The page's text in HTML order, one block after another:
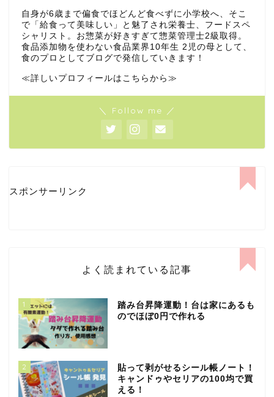
自身が6歳まで偏食でほどんど食べずに小学校へ、そこ
で「給食って美味しい」と魅了され栄養士、フードスペ
シャリスト。お惣菜が好きすぎて惣菜管理士2級取得。
食品添加物を使わない食品業界10年生 2児の母として、
食のプロとしてブログで発信していきます！
≪詳しいプロフィールはこちらから≫
＼ Follow me ／
スポンサーリンク
よく読まれている記事
1
踏み台昇降運動！台は家にあるも
のでほぼ0円で作れる
2
貼って剥がせるシール帳ノート！
キャンドゥやセリアの100均で買
える！